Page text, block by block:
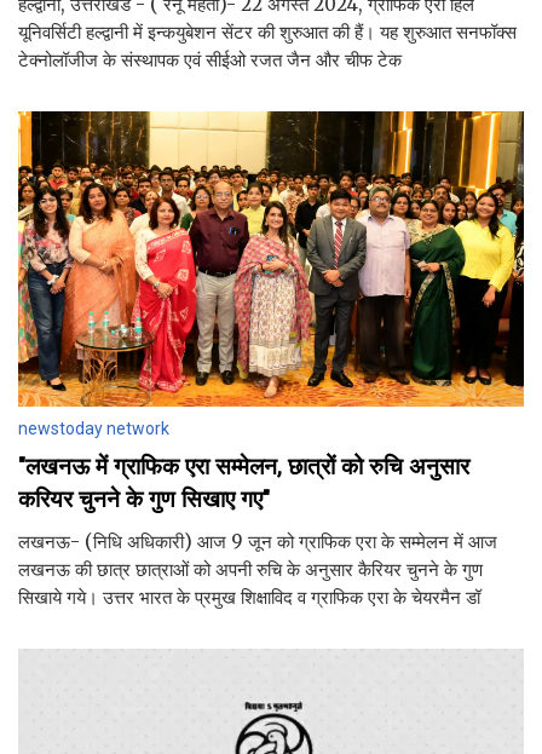
हल्द्वानी, उत्तराखंड - ( रेनू मेहता)- 22 अगस्त 2024, ग्राफिक एरा हिल
यूनिवर्सिटी हल्द्वानी में इन्कयुबेशन सेंटर की शुरुआत की हैं। यह शुरुआत सनफॉक्स
टेक्नोलॉजीज के संस्थापक एवं सीईओ रजत जैन और चीफ टेक
newstoday network
"लखनऊ में ग्राफिक एरा सम्मेलन, छात्रों को रुचि अनुसार
करियर चुनने के गुण सिखाए गए"
लखनऊ- (निधि अधिकारी) आज 9 जून को ग्राफिक एरा के सम्मेलन में आज
लखनऊ की छात्र छात्राओं को अपनी रुचि के अनुसार कैरियर चुनने के गुण
सिखाये गये। उत्तर भारत के प्रमुख शिक्षाविद व ग्राफिक एरा के चेयरमैन डॉ